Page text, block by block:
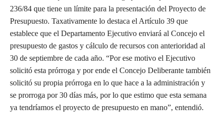
236/84 que tiene un límite para la presentación del Proyecto de
Presupuesto. Taxativamente lo destaca el Artículo 39 que
establece que el Departamento Ejecutivo enviará al Concejo el
presupuesto de gastos y cálculo de recursos con anterioridad al
30 de septiembre de cada año. “Por ese motivo el Ejecutivo
solicitó esta prórroga y por ende el Concejo Deliberante también
solicitó su propia prórroga en lo que hace a la administración y
se prorroga por 30 días más, por lo que estimo que esta semana
ya tendríamos el proyecto de presupuesto en mano”, entendió.